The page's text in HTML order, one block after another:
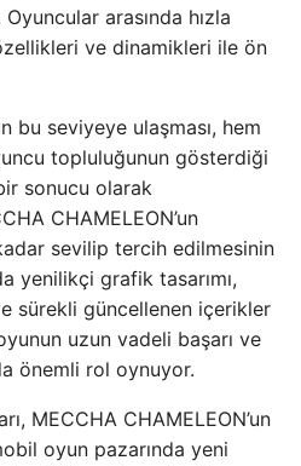
Oyuncular arasında hızla
ve dinamikleri ile ön
bu seviyeye ulaşması, hem
topluluğunun gösterdiği
sonucu olarak
CHAMELEON’un
sevilip tercih edilmesinin
yenilikçi grafik tasarımı,
sürekli güncellenen içerikler
uzun vadeli başarı ve
önemli rol oynuyor.
MECCHA CHAMELEON’un
oyun pazarında yeni